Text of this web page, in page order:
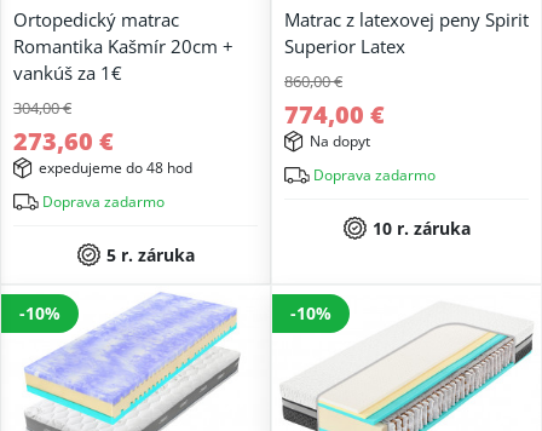
Ortopedický matrac
Romantika Kašmír 20cm +
vankúš za 1€
304,00 €
273,60 €
expedujeme do 48 hod
Doprava zadarmo
5 r. záruka
Matrac z latexovej peny Spirit
Superior Latex
860,00 €
774,00 €
Na dopyt
Doprava zadarmo
10 r. záruka
-10% -10%